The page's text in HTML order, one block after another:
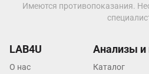
Балашиха
Имеются противопоказания.
LAB4U
О нас
Анализы
Каталог